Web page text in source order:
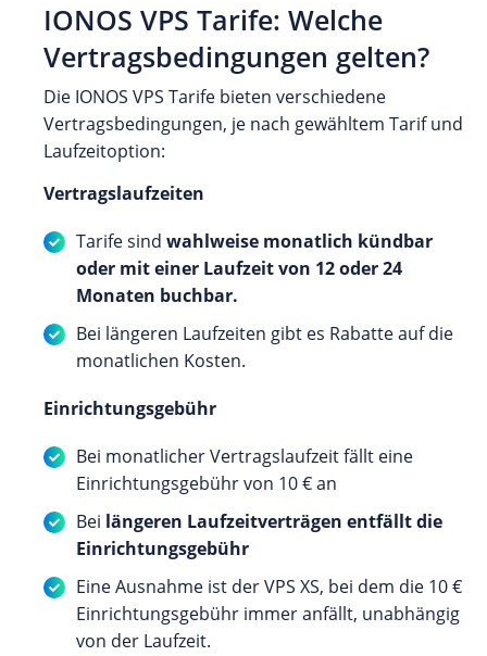
IONOS VPS Tarife: Welche
Vertragsbedingungen gelten?
Die IONOS VPS Tarife bieten verschiedene
Vertragsbedingungen, je nach gewähltem Tarif und
Laufzeitoption:
Vertragslaufzeiten
Tarife sind wahlweise monatlich kündbar
oder mit einer Laufzeit von 12 oder 24
Monaten buchbar.
Bei längeren Laufzeiten gibt es Rabatte auf die
monatlichen Kosten.
Einrichtungsgebühr
Bei monatlicher Vertragslaufzeit fällt eine
Einrichtungsgebühr von 10 € an
Bei längeren Laufzeitverträgen entfällt die
Einrichtungsgebühr
Eine Ausnahme ist der VPS XS, bei dem die 10 €
Einrichtungsgebühr immer anfällt, unabhängig
von der Laufzeit.